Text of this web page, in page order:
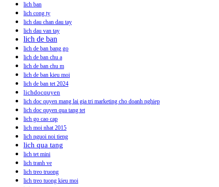
lich ban
lich cong ty
lich dau chan dau tay
lich dau van tay
lich de ban
lich de ban bang go
lich de ban chu a
lich de ban chu m
lich de ban kieu moi
lich de ban tet 2024
lichdocquyen
lich doc quyen mang lai gia tri marketing cho doanh nghiep
lich doc quyen qua tang tet
lich go cao cap
lich moi nhat 2015
lich nguoi noi tieng
lich qua tang
lich tet mini
lich tranh ve
lich treo truong
lich treo tuong kieu moi